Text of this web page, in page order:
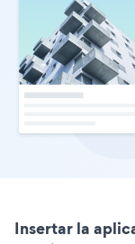
Insertar la